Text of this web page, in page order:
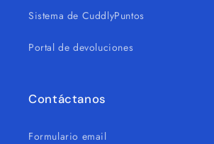
Sistema de CuddlyPuntos
Portal de devoluciones
Contáctanos
Formulario email